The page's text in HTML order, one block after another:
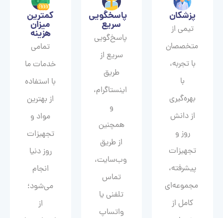
پزشکان
تیمی از
متخصصان
با تجربه،
با
بهره‌گیری
از دانش
روز و
تجهیزات
پیشرفته،
مجموعه‌ای
کامل از
پاسخگویی
سریع
پاسخ‌گویی
سریع از
طریق
اینستاگرام،
و
همچنین
از طریق
وب‌سایت،
تماس
تلفنی یا
واتساپ
کمترین
میزان
هزینه
تمامی
خدمات ما
با استفاده
از بهترین
مواد و
تجهیزات
روز دنیا
انجام
می‌شود؛
از